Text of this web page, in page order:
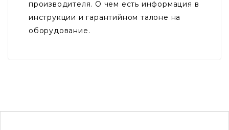
производителя. О чем есть информация в
инструкции и гарантийном талоне на
оборудование.